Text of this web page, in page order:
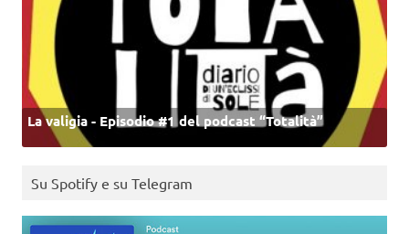
La valigia - Episodio #1 del podcast “Totalità”
Su Spotify e su Telegram